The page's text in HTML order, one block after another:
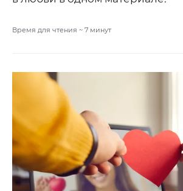
Время для чтения ~ 7 минут